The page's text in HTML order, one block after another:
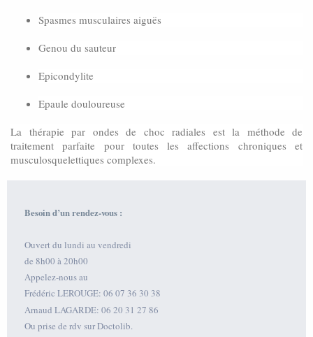
Spasmes musculaires aiguës
Genou du sauteur
Epicondylite
Epaule douloureuse
La thérapie par ondes de choc radiales est la méthode de
traitement parfaite pour toutes les affections chroniques et
musculosquelettiques complexes.
Besoin d’un rendez-vous :
Ouvert du lundi au vendredi
de 8h00 à 20h00
Appelez-nous au
Frédéric LEROUGE: 06 07 36 30 38
Arnaud LAGARDE: 06 20 31 27 86
Ou prise de rdv sur Doctolib.